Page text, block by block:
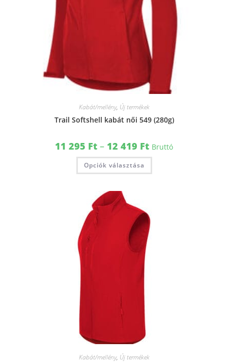
Kabát/mellény, Új termékek
Trail Softshell kabát női 549 (280g)
11 295 Ft – 12 419 Ft Bruttó
Opciók választása
Kabát/mellény, Új termékek